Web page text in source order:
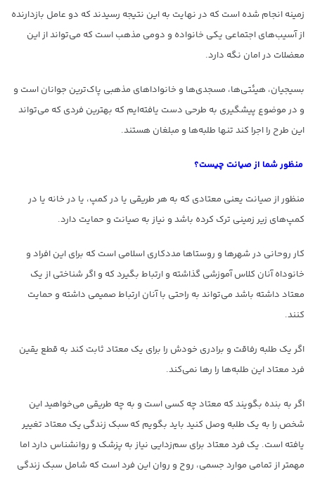
زمینه انجام شده است که در نهایت به این نتیجه رسیدند که دو عامل بازدارنده
از آسیب‌های اجتماعی یکی خانواده و دومی مذهب است که می‌تواند از این
معضلات در امان نگه دارد.
بسیجیان، هیئتی‌ها، مسجدی‌ها و خانوادا‌های مذهبی پاک‌ترین جوانان است و
و در موضوع پیشگیری به طرحی دست یافته‌ایم که بهترین فردی که می‌تواند
این طرح را اجرا کند تنها طلبه‌ها و مبلغان هستند.
منظور شما از صیانت چیست؟
منظور از صیانت یعنی معتادی که به هر طریقی یا در کمپ، یا در خانه یا در
کمپ‌های زیر زمینی ترک کرده باشد و نیاز به صیانت و حمایت دارد.
کار روحانی در شهرها و روستاها مددکاری اسلامی است که برای این افراد و
خانوداه آنان کلاس آموزشی گذاشته و ارتباط بگیرد که و اگر شناختی از یک
معتاد داشته باشد می‌تواند به راحتی با آنان ارتباط صمیمی داشته و حمایت
کنند.
اگر یک طلبه رفاقت و برادری خودش را برای یک معتاد ثابت کند به قطع یقین
فرد معتاد این طلبه‌ها را رها نمی‌کند.
اگر به بنده بگویند که معتاد چه کسی است و به چه طریقی می‌خواهید این
شخص را به یک طلبه وصل کنید باید بگویم که سبک زندگی یک معتاد تغییر
یافته است. یک فرد معتاد برای سم‌زدایی نیاز به پزشک و روانشناس دارد اما
مهمتر از تمامی موارد جسمی، روح و روان این فرد است که شامل سبک زندگی